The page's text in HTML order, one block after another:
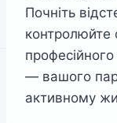
Почніть
контролюйте
— вашого
активному